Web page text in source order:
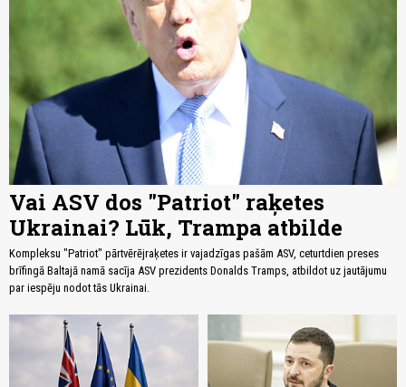
Vai ASV dos "Patriot" raķetes
Ukrainai? Lūk, Trampa atbilde
Kompleksu "Patriot" pārtvērējraķetes ir vajadzīgas pašām ASV, ceturtdien preses
brīfingā Baltajā namā sacīja ASV prezidents Donalds Tramps, atbildot uz jautājumu
par iespēju nodot tās Ukrainai.